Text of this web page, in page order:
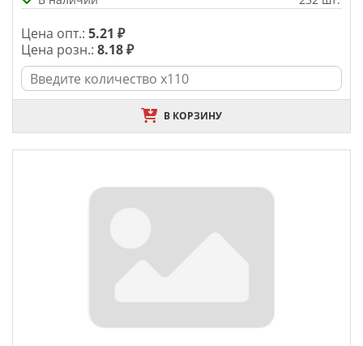
Цена опт.: 5.21 ₽
Цена розн.: 8.18 ₽
В КОРЗИНУ